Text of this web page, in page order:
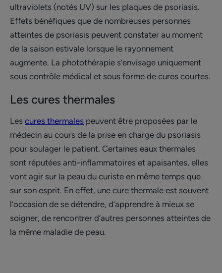
ultraviolets (notés UV) sur les plaques de psoriasis.
Effets bénéfiques que de nombreuses personnes
atteintes de psoriasis peuvent constater au moment
de la saison estivale lorsque le rayonnement
augmente. La photothérapie s’envisage uniquement
sous contrôle médical et sous forme de cures courtes.
Les cures thermales
Les cures thermales peuvent être proposées par le
médecin au cours de la prise en charge du psoriasis
pour soulager le patient. Certaines eaux thermales
sont réputées anti-inflammatoires et apaisantes, elles
vont agir sur la peau du curiste en même temps que
sur son esprit. En effet, une cure thermale est souvent
l’occasion de se détendre, d’apprendre à mieux se
soigner, de rencontrer d’autres personnes atteintes de
la même maladie de peau.